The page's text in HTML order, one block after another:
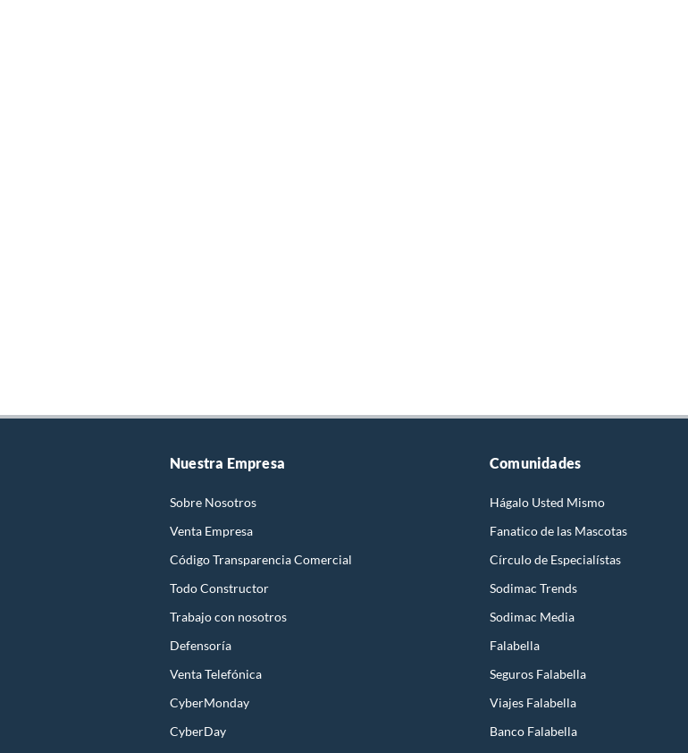
Nuestra Empresa
Sobre Nosotros
Venta Empresa
Código Transparencia Comercial
Todo Constructor
Trabajo con nosotros
Defensoría
Venta Telefónica
CyberMonday
CyberDay
Comunidades
Hágalo Usted Mismo
Fanatico de las Mascotas
Círculo de Especialístas
Sodimac Trends
Sodimac Media
Falabella
Seguros Falabella
Viajes Falabella
Banco Falabella